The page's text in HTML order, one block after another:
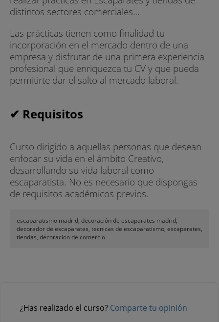
distintos sectores comerciales…
Las prácticas tienen como finalidad tu
incorporación en el mercado dentro de una
empresa y disfrutar de una primera experiencia
profesional que enriquezca tu CV y que pueda
permitirte dar el salto al mercado laboral.
✔ Requisitos
Curso dirigido a aquellas personas que desean
enfocar su vida en el ámbito Creativo,
desarrollando su vida laboral como
escaparatista. No es necesario que dispongas
de requisitos académicos previos.
escaparatismo madrid, decoración de escaparates madrid,
decorador de escaparates, tecnicas de escaparatismo, escaparates,
tiendas, decoracion de comercio
¿Has realizado el curso? Comparte tu opinión